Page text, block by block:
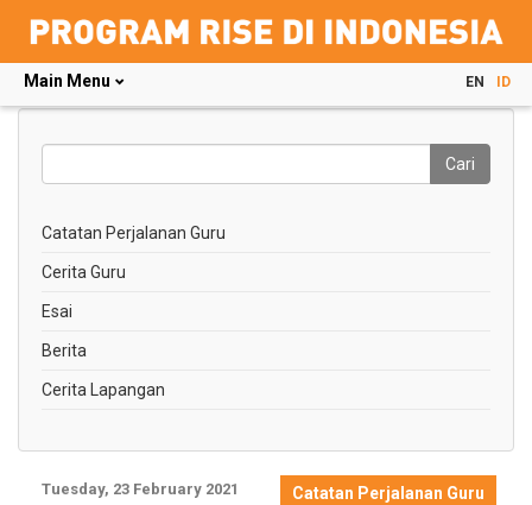
Skip
content
Main Menu EN ID
this
Cari
Catatan Perjalanan Guru
Cerita Guru
Esai
Berita
Cerita Lapangan
Catatan Perjalanan Guru
Tuesday, 23 February 2021